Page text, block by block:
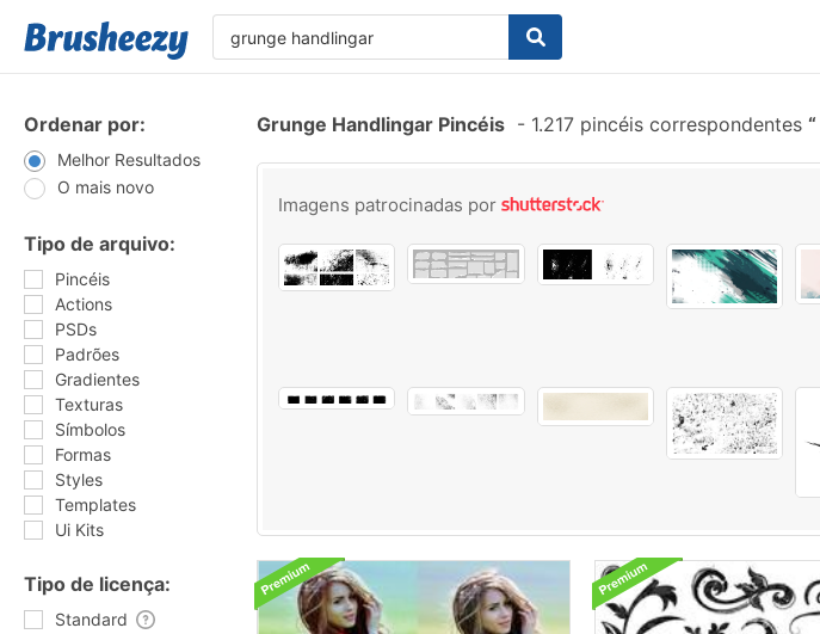
Ordenar por:
Melhor Resultados
O mais novo
Tipo de arquivo:
Pincéis
Actions
PSDs
Padrões
Gradientes
Texturas
Símbolos
Formas
Styles
Templates
Ui Kits
Tipo de licença:
Standard
Grunge Handlingar Pincéis - 1.217 pincéis correspondentes
Imagens patrocinadas por